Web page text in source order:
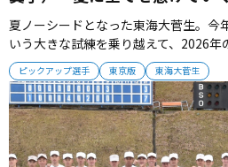
ピックアップ選手 東京版 東海大菅生
夏ノーシードとなった東海大菅生。今
いう大きな試練を乗り越えて、2026年
鹿倉隆志（３年＝捕手）前チームから
堅実なリードとインサイドワークで投
さを発揮する「下位の４番」。 （
の都大...